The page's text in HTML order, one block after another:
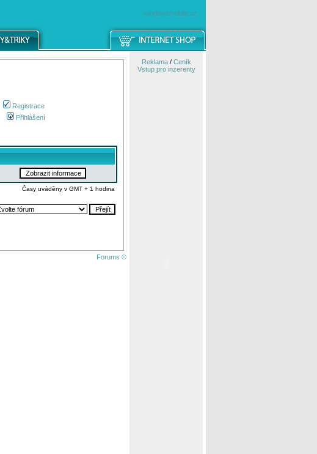
windowsmobile.cz
Registrace
Přihlášení
Časy uváděny v GMT + 1 hodina
Forums ©
Reklama/ Ceník
Vstup pro inzerenty